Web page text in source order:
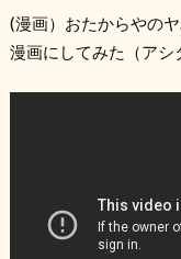
(漫画）おたからやの
漫画にしてみた（アシ